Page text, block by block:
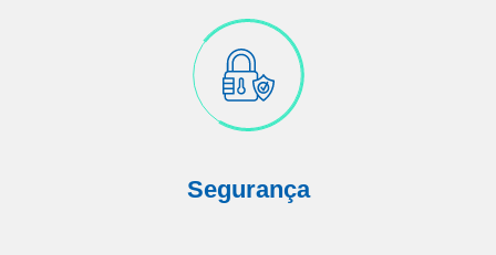
Segurança